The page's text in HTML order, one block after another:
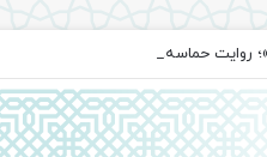
روایت حماسه، استقامت و تمدن‌سازی